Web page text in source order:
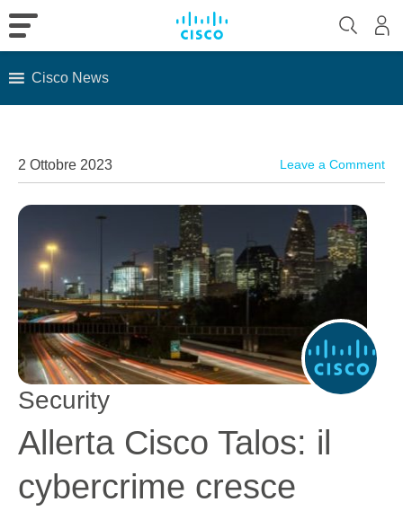
Cisco News
2 Ottobre 2023 Leave a Comment
Security
Allerta Cisco Talos: il
cybercrime cresce